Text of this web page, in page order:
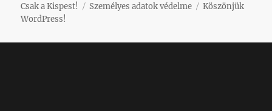
Csak a Kispest! Személyes adatok védelme
Köszönjük
WordPress!